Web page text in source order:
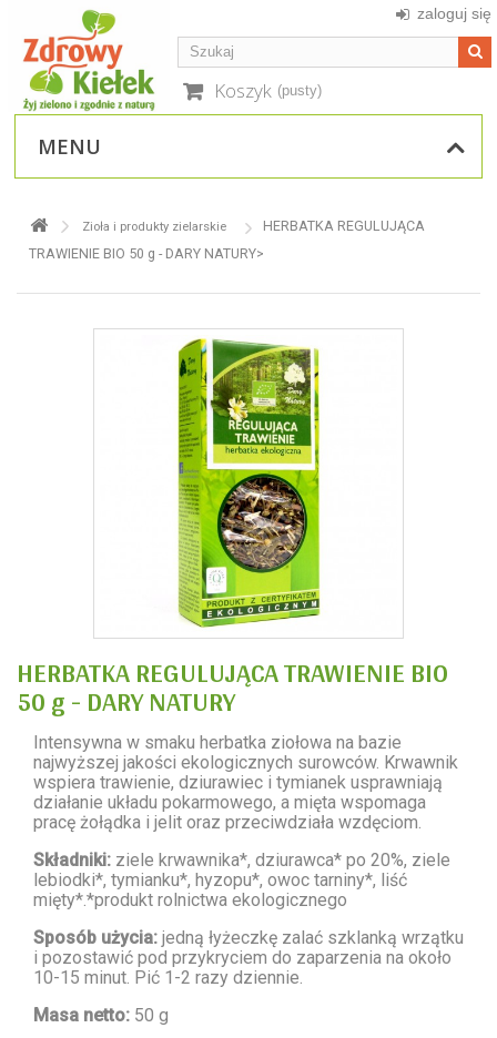
zaloguj się
Koszyk (pusty)
MENU
Zioła i produkty zielarskie
HERBATKA REGULUJĄCA
TRAWIENIE BIO 50 g - DARY NATURY>
HERBATKA REGULUJĄCA TRAWIENIE BIO
50 g - DARY NATURY
Intensywna w smaku herbatka ziołowa na bazie
najwyższej jakości ekologicznych surowców. Krwawnik
wspiera trawienie, dziurawiec i tymianek usprawniają
działanie układu pokarmowego, a mięta wspomaga
pracę żołądka i jelit oraz przeciwdziała wzdęciom.
Składniki: ziele krwawnika*, dziurawca* po 20%, ziele
lebiodki*, tymianku*, hyzopu*, owoc tarniny*, liść
mięty*.*produkt rolnictwa ekologicznego
Sposób użycia: jedną łyżeczkę zalać szklanką wrzątku
i pozostawić pod przykryciem do zaparzenia na około
10-15 minut. Pić 1-2 razy dziennie.
Masa netto: 50 g